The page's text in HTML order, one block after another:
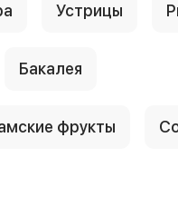
Устрицы
Бакалея
фрукты